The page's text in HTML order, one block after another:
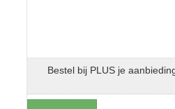
Bestel bij PLUS je